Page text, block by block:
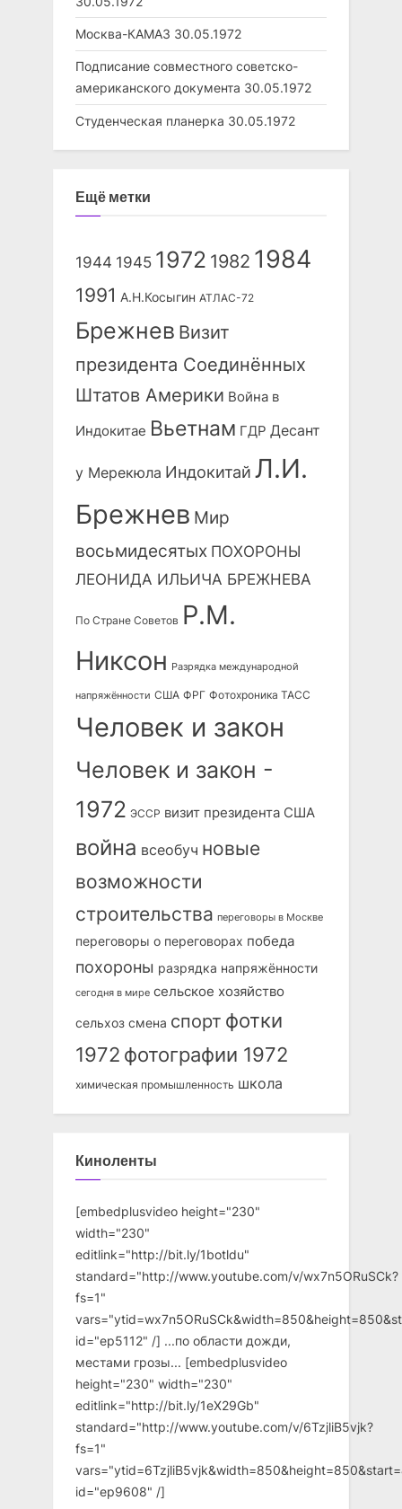
Москва-КАМАЗ 30.05.1972
Подписание совместного советско-
американского документа 30.05.1972
Студенческая планерка 30.05.1972
Ещё метки
1944 1945 1972 1982 1984
1991 А.Н.Косыгин АТЛАС-72
Брежнев Визит
президента Соединённых
Штатов Америки Война в
Индокитае Вьетнам ГДР Десант
у Мерекюла Индокитай Л.И.
Брежнев Мир
восьмидесятых ПОХОРОНЫ
ЛЕОНИДА ИЛЬИЧА БРЕЖНЕВА
По Стране Советов Р.М.
Никсон Разрядка международной
напряжённости США ФРГ Фотохроника ТАСС
Человек и закон
Человек и закон -
1972 ЭССР визит президента США
война всеобуч новые
возможности
строительства переговоры в Москве
переговоры о переговорах победа
похороны разрядка напряжённости
сегодня в мире сельское хозяйство
сельхоз смена спорт фотки
1972 фотографии 1972
химическая промышленность школа
Киноленты
[embedplusvideo height="230"
width="230"
editlink="http://bit.ly/1botldu"
standard="http://www.youtube.com/v/wx7n5ORuSCk?
fs=1"
id="ep5112" /] ...по области дожди,
местами грозы... [embedplusvideo
height="230" width="230"
editlink="http://bit.ly/1eX29Gb"
standard="http://www.youtube.com/v/6TzjliB5vjk?
fs=1"
id="ep9608" /]